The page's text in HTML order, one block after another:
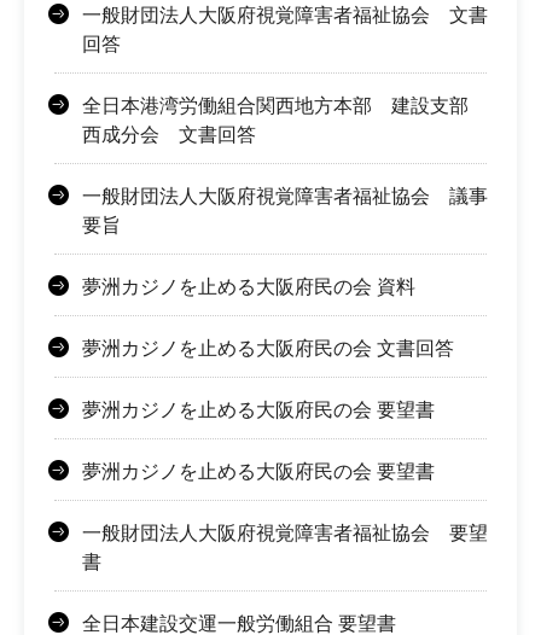
一般財団法人大阪府視覚障害者福祉協会 文書
回答
全日本港湾労働組合関西地方本部 建設支部
西成分会 文書回答
一般財団法人大阪府視覚障害者福祉協会 議事
要旨
夢洲カジノを止める大阪府民の会 資料
夢洲カジノを止める大阪府民の会 文書回答
夢洲カジノを止める大阪府民の会 要望書
夢洲カジノを止める大阪府民の会 要望書
一般財団法人大阪府視覚障害者福祉協会 要望
書
全日本建設交運一般労働組合 要望書